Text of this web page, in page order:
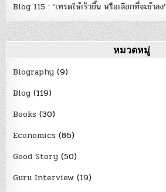
Blog 115 : ‘เทรดให้เร็วขึ้น หรือเลือกที่จะช้าลง’
หมวดหมู่
Biography (9)
Blog (119)
Books (30)
Economics (86)
Good Story (50)
Guru Interview (19)